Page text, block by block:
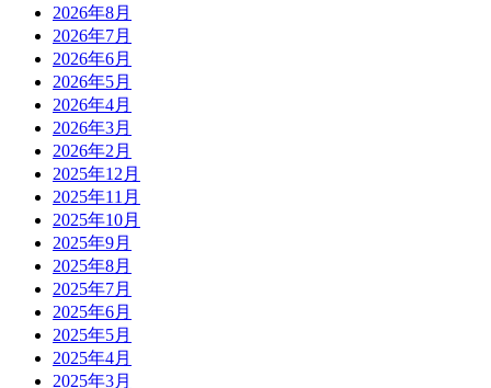
2026年8月
2026年7月
2026年6月
2026年5月
2026年4月
2026年3月
2026年2月
2025年12月
2025年11月
2025年10月
2025年9月
2025年8月
2025年7月
2025年6月
2025年5月
2025年4月
2025年3月